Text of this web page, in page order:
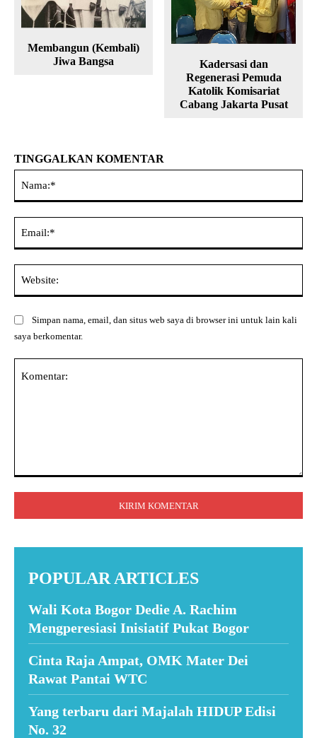
Membangun (Kembali)
Jiwa Bangsa
Kadersasi dan
Regenerasi Pemuda
Katolik Komisariat
Cabang Jakarta Pusat
TINGGALKAN KOMENTAR
Simpan nama, email, dan situs web saya di browser ini untuk lain kali
saya berkomentar.
POPULAR ARTICLES
Wali Kota Bogor Dedie A. Rachim
Mengperesiasi Inisiatif Pukat Bogor
Cinta Raja Ampat, OMK Mater Dei
Rawat Pantai WTC
Yang terbaru dari Majalah HIDUP Edisi
No. 32